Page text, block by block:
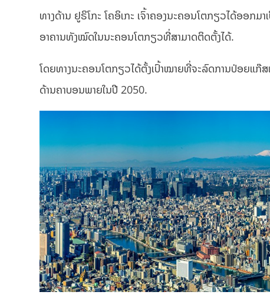
ທາງດ້ານ ຢູຣິໂກະ ໂຄອິເກະ ເຈົ້າຄອງນະຄອນໂຕກຽວໄດ້ອອກ
ອາຄານທັງໝົດໃນນະຄອນໂຕກຽວທີ່ສາມາດຕິດຕັ້ງໄດ້.
ໂດຍທາງນະຄອນໂຕກຽວໄດ້ຕັ້ງເປົ້າໝາຍທີ່ຈະລົດການປ່ອຍແກ໊
ດ້ານຄາບອນພາຍໃນປີ 2050.